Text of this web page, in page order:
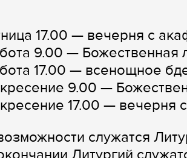
17.00 — вечерня с
9.00 — Божественная
17.00 — всенощное
9.00 —
17.00 — вечерня
служатся
Литургий